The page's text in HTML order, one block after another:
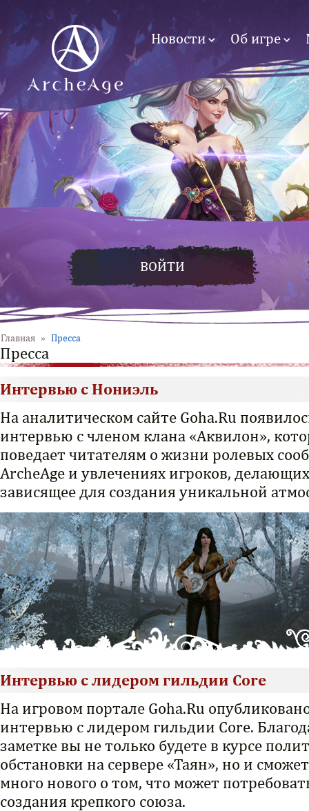
Новости Об игре
ВОЙТИ
Главная » Пресса
Пресса
Интервью с Нониэль
На аналитическом сайте Goha.Ru
интервью с членом клана «Аквилон»,
поведает читателям о жизни ролевых
ArcheAge и увлечениях игроков,
зависящее для создания уникальной
Интервью с лидером гильдии Core
На игровом портале Goha.Ru
интервью с лидером гильдии Core.
заметке вы не только будете в курсе
обстановки на сервере «Таян», но и
много нового о том, что может
создания крепкого союза.